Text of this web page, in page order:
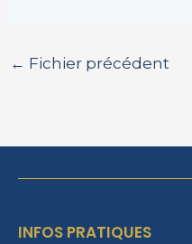
← Fichier précédent
INFOS PRATIQUES